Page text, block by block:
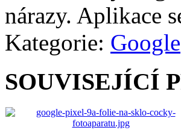
nárazy. Aplikace
Kategorie: Google
SOUVISEJÍCÍ